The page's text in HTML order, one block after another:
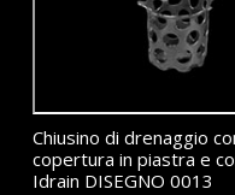
Chiusino di drenaggio
copertura in piastra e
Idrain DISEGNO 0013